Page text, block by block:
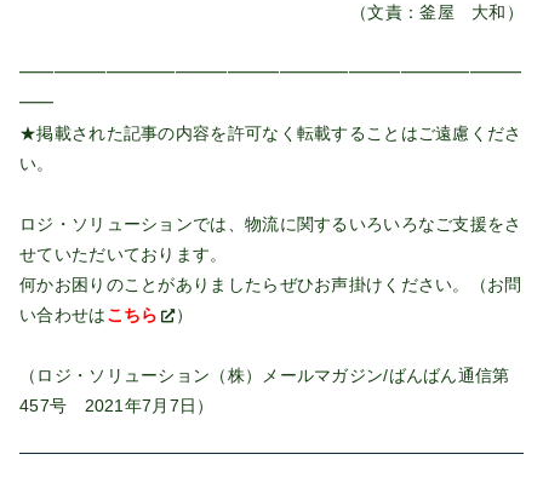
（文責：釜屋 大和）
━━━━━━━━━━━━━━━━━━━━━━━━━━━━━
━━
★掲載された記事の内容を許可なく転載することはご遠慮くださ
い。
ロジ・ソリューションでは、物流に関するいろいろなご支援をさ
せていただいております。
何かお困りのことがありましたらぜひお声掛けください。（お問
い合わせはこちら ）
（ロジ・ソリューション（株）メールマガジン/ばんばん通信第
457号 2021年7月7日）